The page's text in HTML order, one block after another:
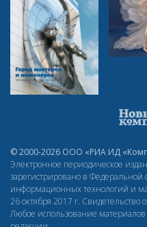
© 2000-2026 ООО «РИА ИД
Электронное периодическое
зарегистрировано в Федеральной
информационных технологий и
26 октября 2017 г. Свидетельство
Любое использование материалов